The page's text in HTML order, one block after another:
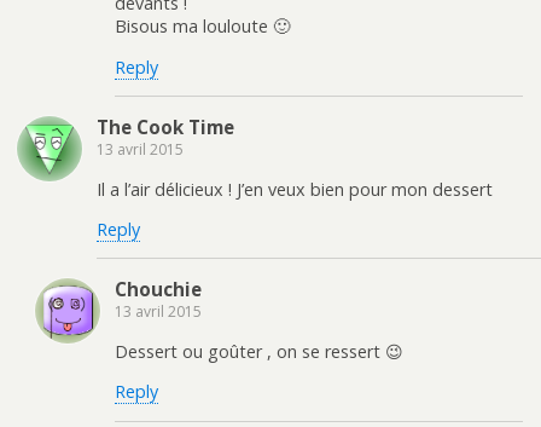
Bisous ma louloute 🙂
Reply
The Cook Time
13 avril 2015
Il a l’air délicieux ! J’en veux bien pour mon dessert
Reply
Chouchie
13 avril 2015
Dessert ou goûter , on se ressert 😉
Reply